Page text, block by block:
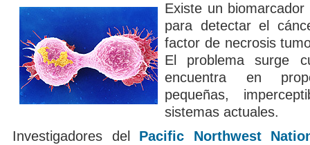
Existe un
para detectar el
factor de necrosis
El problema surge
encuentra en
pequeñas,
sistemas actuales.
Investigadores del Pacific Northwest